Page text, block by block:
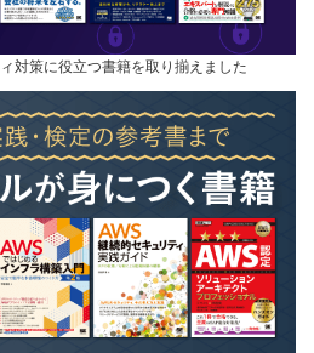
対策に役立つ書籍を取り揃えました